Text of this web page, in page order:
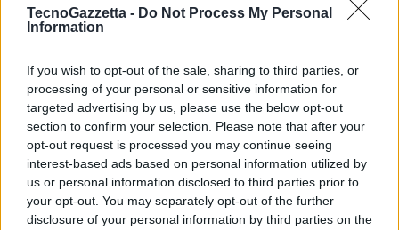
TecnoGazzetta - Do Not Process My Personal
Information
If you wish to opt-out of the sale, sharing to third parties, or
processing of your personal or sensitive information for
targeted advertising by us, please use the below opt-out
section to confirm your selection. Please note that after your
opt-out request is processed you may continue seeing
interest-based ads based on personal information utilized by
us or personal information disclosed to third parties prior to
your opt-out. You may separately opt-out of the further
disclosure of your personal information by third parties on the
totale
Display,11 con supporto a 1.07 billion colors e risoluzione molto alta
1.5K,12 per colori brillanti e dettagli sorprendenti. Le Flagship 1.3mm
Ultra-Narrow Bezels ridefiniscono i confini visivi, offrendo un 94.6%
Screen-to-body ratio.13 Grazie ai nuovi Deuterated Organic Light-
Emitting Materials e al refresh rate 120Hz,14 il display garantisce
movimenti estremamente fluidi e una reattività superiore. Inoltre,
assicura una visione nitida con una luminosità di picco HDR leader di
settore fino a 6000nits.15 HONOR Magic8 Lite garantisce anche un